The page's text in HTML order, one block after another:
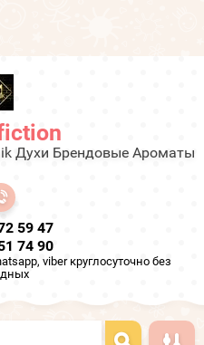
Духи Брендовые Ароматы
59 47
74 90
viber круглосуточно без